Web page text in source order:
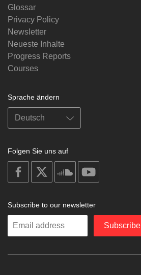
Glossar
Privacy Policy
Newsletter
Neueste Inhalte
Progress Reports
Courses
Sprache ändern
Folgen Sie uns auf
on
facebook
soundcloud
Subscribe to our newsletter
Enter
Subscribe